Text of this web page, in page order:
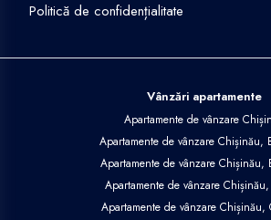
Politică de confidențialitate
Vânzări apartamente
Apartamente de vânzare
Apartamente de vânzare Chișinău,
Apartamente de vânzare Chișinău,
Apartamente de vânzare
Apartamente de vânzare Chișinău,